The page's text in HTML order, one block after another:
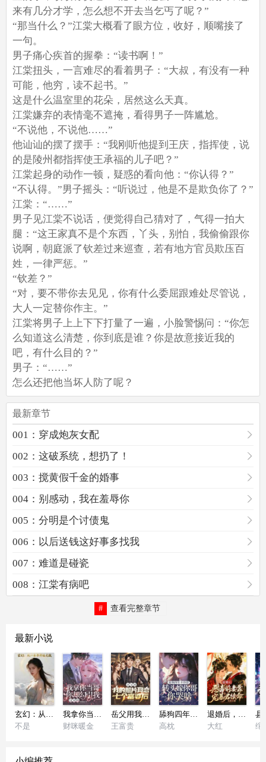
来有几分才学，怎么想不开去当乞丐了呢？”
“那当什么？”江棠大概看了眼方位，收好，顺嘴接了
一句。
男子痛心疾首的握拳：“读书啊！”
江棠扭头，一言难尽的看着男子：“大叔，有没有一种
可能，他穷，读不起书。”
这是什么温室里的花朵，居然这么天真。
江棠嫌弃的表情毫不遮掩，看得男子一阵尴尬。
“不说他，不说他……”
他讪讪的摆了摆手：“我刚听他提到王庆，指挥使，说
的是陵州都指挥使王承福的儿子吧？”
江棠起身的动作一顿，疑惑的看向他：“你认得？”
“不认得。”男子摇头：“听说过，他是不是欺负你了？”
江棠：“……”
男子见江棠不说话，便觉得自己猜对了，气得一拍大
腿：“这王家真不是个东西，丫头，别怕，我偷偷跟你
说啊，朝庭派了钦差过来巡查，若有地方官员欺压百
姓，一律严惩。”
“钦差？”
“对，要不带你去见见，你有什么委屈跟难处尽管说，
大人一定替你作主。”
江棠将男子上上下下打量了一遍，小脸警惕问：“你怎
么知道这么清楚，你到底是谁？你是故意接近我的
吧，有什么目的？”
男子：“……”
怎么还把他当坏人防了呢？
最新章节
001：穿成炮灰女配
002：这破系统，想扔了！
003：搅黄假千金的婚事
004：别感动，我在羞辱你
005：分明是个讨债鬼
006：以后送钱这好事多找我
007：难道是碰瓷
008：江棠有病吧
查看完整章节
最新小说
玄幻：从一本书开始无敌
不是
我拿你当哥，你却勾引我，这对吗
财咪暖金
岳父用我的照片网恋七个富婆后
王富贵
舔狗四年不珍惜，转头嫁你哥你哭啥？
高枕
退婚后，恶毒前妻靠宠暴君续命
大红
绾